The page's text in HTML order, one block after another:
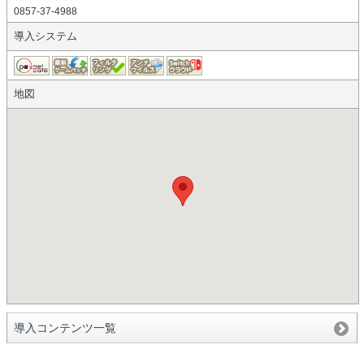
0857-37-4988
導入システム
地図
導入コンテンツ一覧